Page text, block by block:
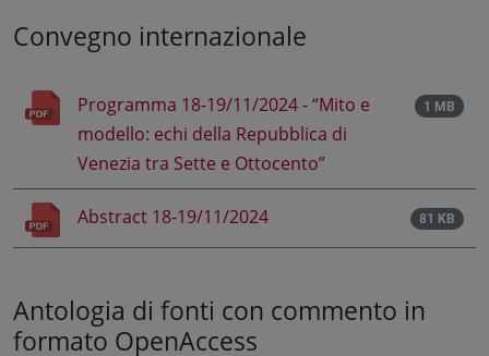
Convegno internazionale
Programma 18-19/11/2024 - “Mito e
modello: echi della Repubblica di
Venezia tra Sette e Ottocento”
1 MB
Abstract 18-19/11/2024 81 KB
Antologia di fonti con commento in
formato OpenAccess